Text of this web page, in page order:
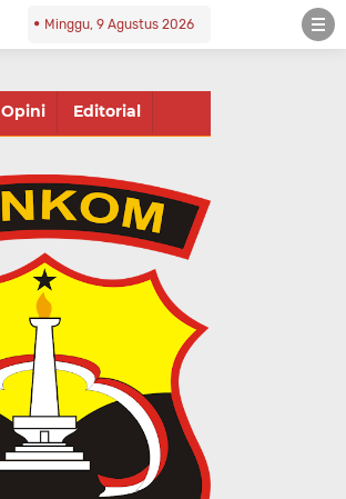
Minggu, 9 Agustus 2026
Opini Editorial